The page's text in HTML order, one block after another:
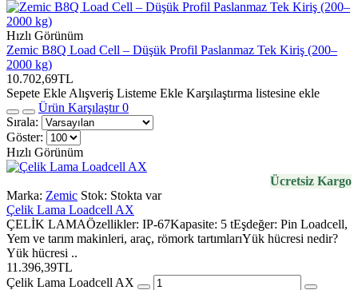
Hızlı Görünüm
Zemic B8Q Load Cell – Düşük Profil Paslanmaz Tek Kiriş (200–
2000 kg)
10.702,69TL
Sepete Ekle Alışveriş Listeme Ekle Karşılaştırma listesine ekle
Ürün Karşılaştır0
Sırala:
Göster:
Hızlı Görünüm
Ücretsiz Kargo
Marka: Zemic Stok: Stokta var
Çelik Lama Loadcell AX
ÇELİK LAMAÖzellikler: IP-67Kapasite: 5 tEşdeğer: Pin Loadcell,
Yem ve tarım makinleri, araç, römork tartımlarıYük hücresi nedir?
Yük hücresi ..
11.396,39TL
Çelik Lama Loadcell AX